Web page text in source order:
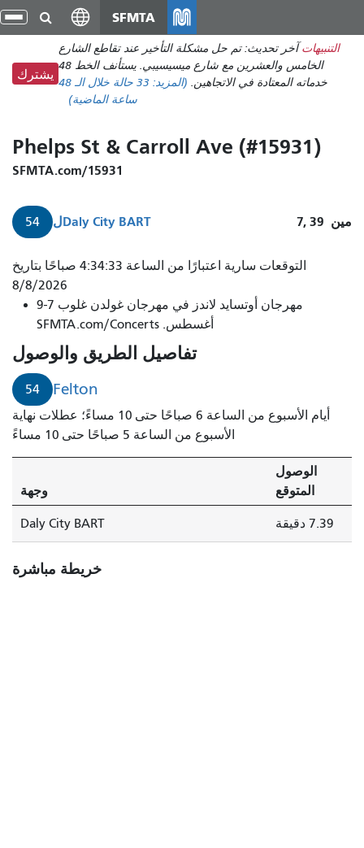
انتقل
إلى
المحتوى
الرئيسي
SFMTA
التنبيهات آخر تحديث: تم حل مشكلة التأخير عند تقاطع الشارع
الخامس والعشرين مع شارع ميسيسيبي. يستأنف الخط 48
خدماته المعتادة في الاتجاهين. (المزيد: 33 حالة
خلال الـ 48
ساعة الماضية)
يشترك
Phelps St & Carroll Ave (#15931)
SFMTA.com/15931
54 لDaly City BART 7, 39 مين
التوقعات سارية اعتبارًا من الساعة 4:34:33 صباحًا بتاريخ
8/8/2026
مهرجان أوتسايد لاندز في مهرجان غولدن غلوب 7-9
أغسطس. SFMTA.com/Concerts
تفاصيل الطريق والوصول
54 Felton
أيام الأسبوع من الساعة 6 صباحًا حتى 10 مساءً؛ عطلات نهاية
الأسبوع من الساعة 5 صباحًا حتى 10 مساءً
وجهة
الوصول
المتوقع
Daly City BART 7.39 دقيقة
خريطة مباشرة